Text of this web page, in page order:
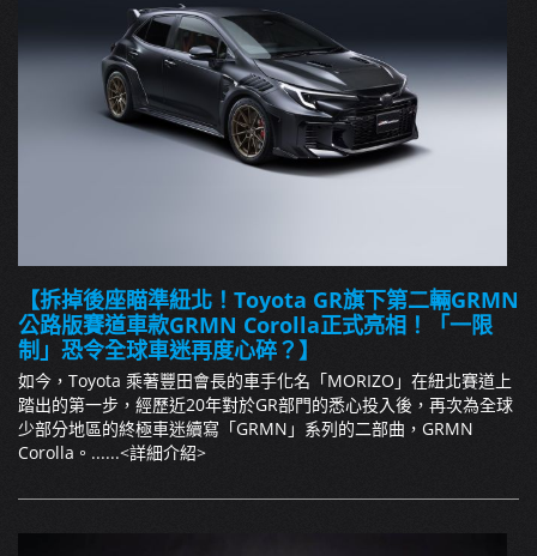
【拆掉後座瞄準紐北！Toyota GR旗下第二輛GRMN
公路版賽道車款GRMN Corolla正式亮相！「一限
制」恐令全球車迷再度心碎？】
如今，Toyota 乘著豐田會長的車手化名「MORIZO」在紐北賽道上
踏出的第一步，經歷近20年對於GR部門的悉心投入後，再次為全球
少部分地區的終極車迷續寫「GRMN」系列的二部曲，GRMN
Corolla。......<詳細介紹>